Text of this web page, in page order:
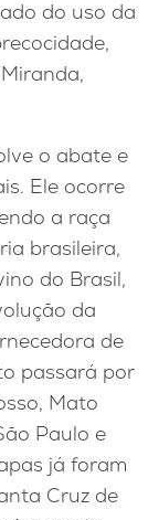
do uso da
o abate e
Ele ocorre
a raça
brasileira,
do Brasil,
da
de
passará por
Mato
Paulo e
já foram
Cruz de